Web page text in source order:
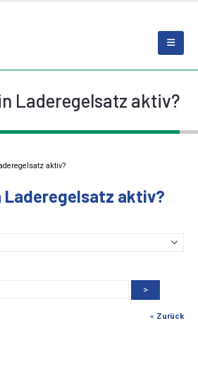
Laderegelsatz aktiv?
aktiv?
Laderegelsatz aktiv?
>
« Zurück